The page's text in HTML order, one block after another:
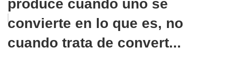
produce cuando uno se
convierte en lo que es, no
cuando trata de convert...